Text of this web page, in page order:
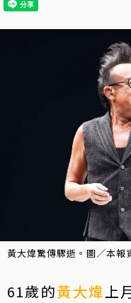
黃大煒驚傳驟逝。圖／本報
61歲的黃大煒 上